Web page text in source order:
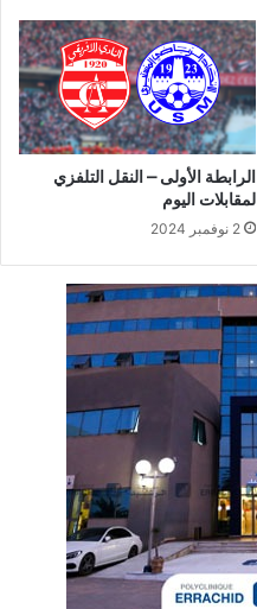
الرابطة الأولى – النقل التلفزي
لمقابلات اليوم
2 نوفمبر 2024